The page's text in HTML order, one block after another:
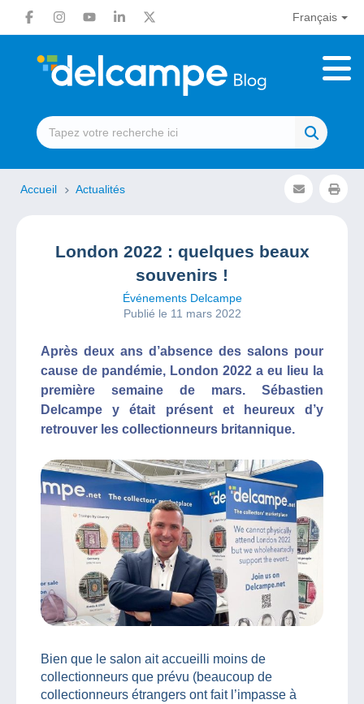
Français
Accueil Actualités
London 2022 : quelques beaux
souvenirs !
Événements Delcampe
Publié le 11 mars 2022
Après deux ans d’absence des salons pour
cause de pandémie, London 2022 a eu lieu la
première semaine de mars. Sébastien
Delcampe y était présent et heureux d’y
retrouver les collectionneurs britannique.
Bien que le salon ait accueilli moins de
collectionneurs que prévu (beaucoup de
collectionneurs étrangers ont fait l’impasse à